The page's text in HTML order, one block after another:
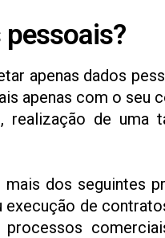
apenas dados
apenas com o
realização de
dos seguintes
de